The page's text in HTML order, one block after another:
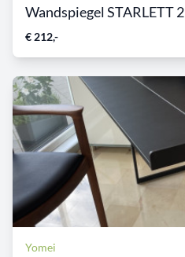
Wandspiegel STARLETT 2
€ 212,-
Yomei